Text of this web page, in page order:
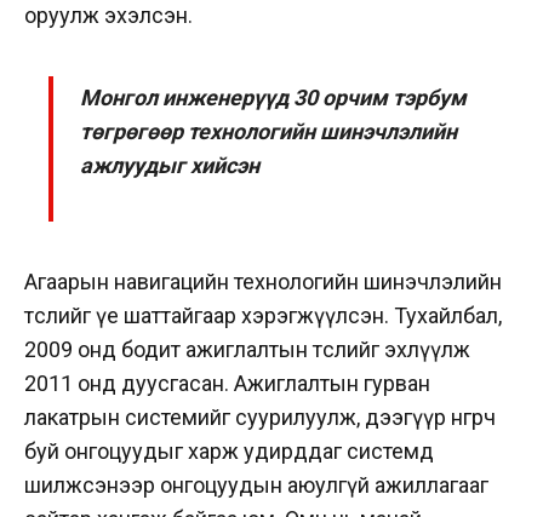
оруулж эхэлсэн.
Монгол инженерүүд 30 орчим тэрбум
төгрөгөөр технологийн шинэчлэлийн
ажлуудыг хийсэн
Агаарын навигацийн технологийн шинэчлэлийн
төслийг үе шаттайгаар хэрэгжүүлсэн. Тухайлбал,
2009 онд бодит ажиглалтын төслийг эхлүүлж
2011 онд дуусгасан. Ажиглалтын гурван
лакатрын системийг суурилуулж, дээгүүр өнгөрч
буй онгоцуудыг харж удирддаг системд
шилжсэнээр онгоцуудын аюулгүй ажиллагааг